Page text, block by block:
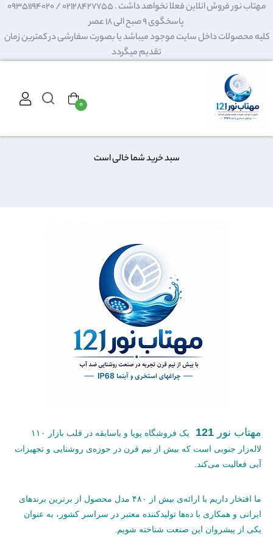
مهتاب نور فروش انلاین فعلا نخواهد داشت . 02128427755 / 09351194020
پاسخگوی 9 صبح الی 18 عصر
کلیه محصولات داخل سایت موجود میباشد یا بصورت سفارشی در کمترین زمان
تقدیم میگردد
۰
سبد خرید شما خالی است
مهتاب نور121
یک فروشگاه پویا و باسابقه در قلب بازار ۱۱۰
لاله‌زار جنوبی است که بیش از نیم قرن در حوزه‌ی روشنایی و تجهیزات
آبی فعالیت می‌کند.
ما افتخار داریم با ارائه‌ی بیش از ۴۸۰ مدل محصول از برترین برندهای
ایرانی و همکاری با ده‌ها تولیدکننده معتبر در سراسر کشور، به عنوان
یکی از پیشروان این صنعت شناخته شویم.